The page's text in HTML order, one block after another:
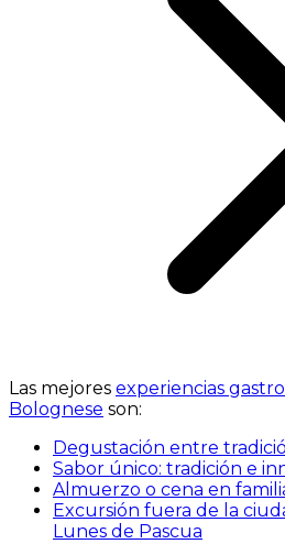
Las mejores experiencias
Bolognese son:
Degustación entre
Sabor único: tradición e
Almuerzo o cena en
Excursión fuera de la
Lunes de Pascua